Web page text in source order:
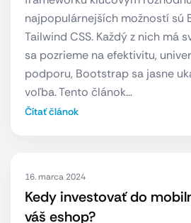
najpopulárnejších možností sú
Tailwind CSS. Každý z nich má
sa pozrieme na efektivitu,
podporu, Bootstrap sa jasne
voľba. Tento článok…
Čítať článok
16. marca 2024
Kedy investovať do
váš eshop?